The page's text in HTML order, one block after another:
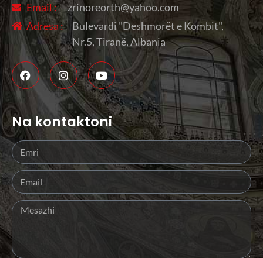
Email :
zrinoreorth@yahoo.com
Adresa :
Bulevardi "Deshmorët e Kombit",
Nr.5, Tiranë, Albania
Na kontaktoni